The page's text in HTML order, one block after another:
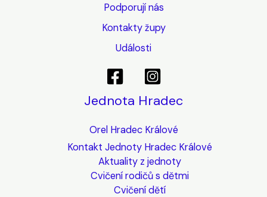
Podporují nás
Kontakty župy
Události
Jednota Hradec
Orel Hradec Králové
Kontakt Jednoty Hradec Králové
Aktuality z jednoty
Cvičení rodičů s dětmi
Cvičení dětí